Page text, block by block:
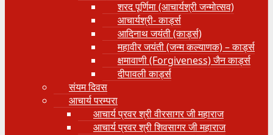
शरद पूर्णिमा (आचार्यश्री जन्मोत्सव)
आचार्यश्री- कार्ड्स
आदिनाथ जयंती (कार्ड्स)
महावीर जयंती (जन्म कल्याणक) – कार्ड्स
क्षमावाणी (Forgiveness) जैन कार्ड्स
दीपावली कार्ड्स
संयम दिवस
आचार्य परम्परा
आचार्य प्रवर श्री वीरसागर जी महाराज
आचार्य प्रवर श्री शिवसागर जी महाराज